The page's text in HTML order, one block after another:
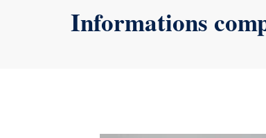
Informations